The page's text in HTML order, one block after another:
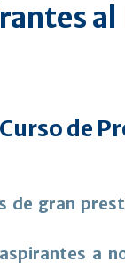
de
de gran
a